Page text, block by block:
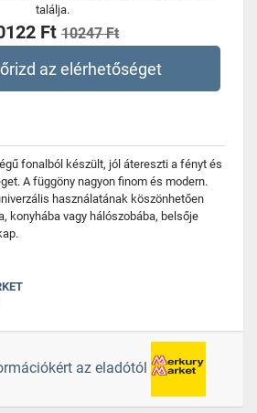
találja.
Ft 10247 Ft
az elérhetőséget
fonalból készült, jól átereszti a fényt és
A függöny nagyon finom és modern.
használatának köszönhetően
konyhába vagy hálószobába, belsője
az eladótól